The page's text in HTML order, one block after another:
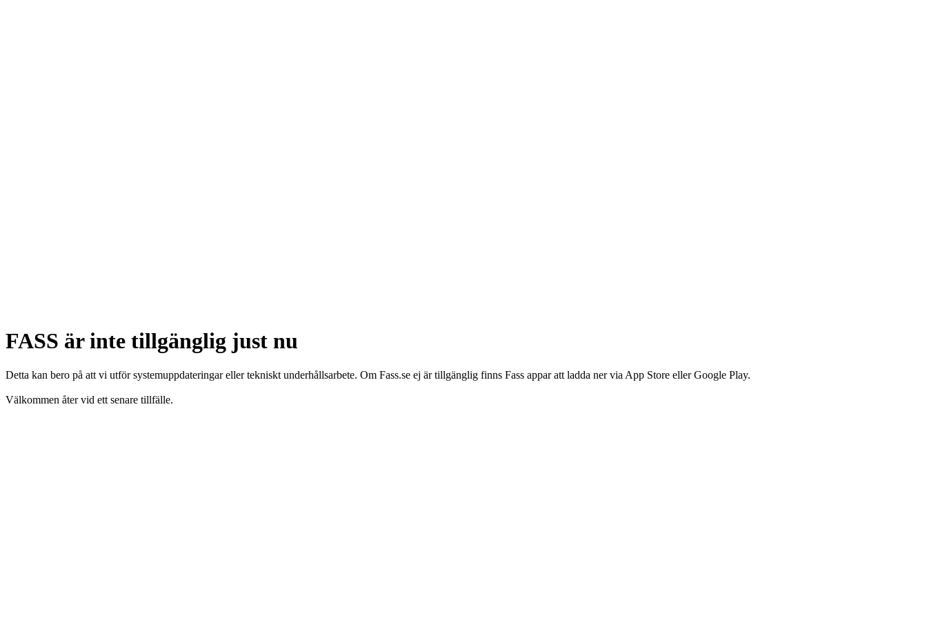
FASS är inte tillgänglig just nu
Detta kan bero på att vi utför systemuppdateringar eller tekniskt underhållsarbete. Om Fass.se ej är tillgänglig finns Fass appar att ladda ner via App Store eller Google Play.
Välkommen åter vid ett senare tillfälle.